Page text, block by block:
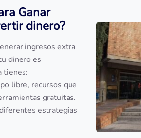
Ganar
dinero?
ingresos extra
dinero es
tienes:
libre, recursos que
gratuitas.
estrategias